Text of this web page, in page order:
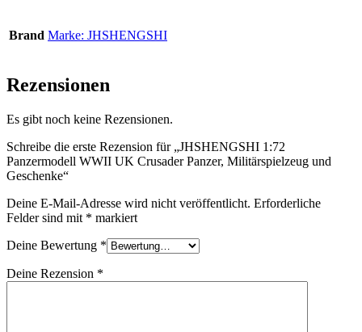
Brand Marke: JHSHENGSHI
Rezensionen
Es gibt noch keine Rezensionen.
Schreibe die erste Rezension für „JHSHENGSHI 1:72
Panzermodell WWII UK Crusader Panzer, Militärspielzeug und
Geschenke“
Deine E-Mail-Adresse wird nicht veröffentlicht. Erforderliche
Felder sind mit * markiert
Deine Bewertung *
Deine Rezension *